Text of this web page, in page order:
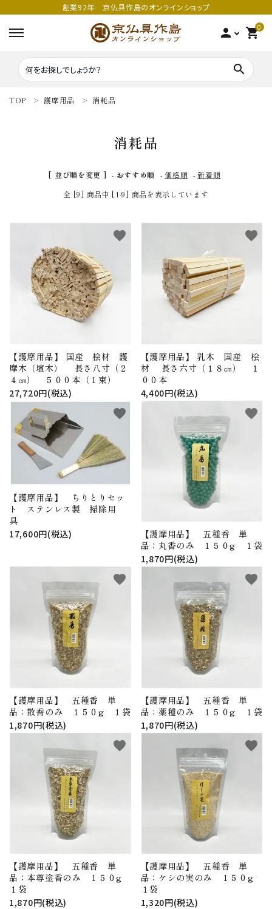
創業92年 京仏具作島のオンラインショップ
person 0
shopping_cart
search
錫杖
鳴り物
印金
寺院仏具
家庭用仏具
アウトレット
ご利用ガイド
特定商取引法について
お問い合わせ
TOP 護摩用品 消耗品
消耗品
[ 並び順を変更 ] - おすすめ順 -価格順 -新着順
全 [9] 商品中 [1-9] 商品を表示しています
【護摩用品】 国産 桧材 護
摩木（壇木） 長さ八寸（２
４㎝） ５００本（１束）
27,720円(税込)
favorite
【護摩用品】 乳木 国産 桧
材 長さ六寸（１８㎝） １
００本
4,400円(税込)
favorite
【護摩用品】 ちりとりセッ
ト ステンレス製 掃除用
具
17,600円(税込)
favorite
【護摩用品】 五種香 単
品；丸香のみ １５０g １袋
1,870円(税込)
favorite
【護摩用品】 五種香 単
品；散香のみ １５０g １袋
1,870円(税込)
favorite
【護摩用品】 五種香 単
品；薬種のみ １５０g １袋
1,870円(税込)
favorite
【護摩用品】 五種香 単
品；本尊塗香のみ １５０g
１袋
1,870円(税込)
favorite
【護摩用品】 五種香 単
品；ケシの実のみ １５０g
１袋
1,320円(税込)
favorite